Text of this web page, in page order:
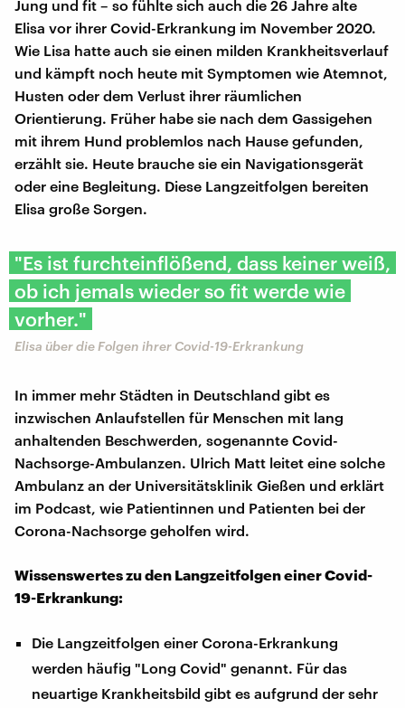
Jung und fit – so fühlte sich auch die 26 Jahre alte
Elisa vor ihrer Covid-Erkrankung im November 2020.
Wie Lisa hatte auch sie einen milden Krankheitsverlauf
und kämpft noch heute mit Symptomen wie Atemnot,
Husten oder dem Verlust ihrer räumlichen
Orientierung. Früher habe sie nach dem Gassigehen
mit ihrem Hund problemlos nach Hause gefunden,
erzählt sie. Heute brauche sie ein Navigationsgerät
oder eine Begleitung. Diese Langzeitfolgen bereiten
Elisa große Sorgen.
"Es ist furchteinflößend, dass keiner weiß,
ob ich jemals wieder so fit werde wie
vorher."
Elisa über die Folgen ihrer Covid-19-Erkrankung
In immer mehr Städten in Deutschland gibt es
inzwischen Anlaufstellen für Menschen mit lang
anhaltenden Beschwerden, sogenannte Covid-
Nachsorge-Ambulanzen. Ulrich Matt leitet eine solche
Ambulanz an der Universitätsklinik Gießen und erklärt
im Podcast, wie Patientinnen und Patienten bei der
Corona-Nachsorge geholfen wird.
Wissenswertes zu den Langzeitfolgen einer Covid-
19-Erkrankung:
Die Langzeitfolgen einer Corona-Erkrankung
werden häufig "Long Covid" genannt. Für das
neuartige Krankheitsbild gibt es aufgrund der sehr